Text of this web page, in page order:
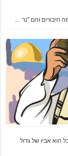
חיבורים והם "נר …
הוא אביו של גדול